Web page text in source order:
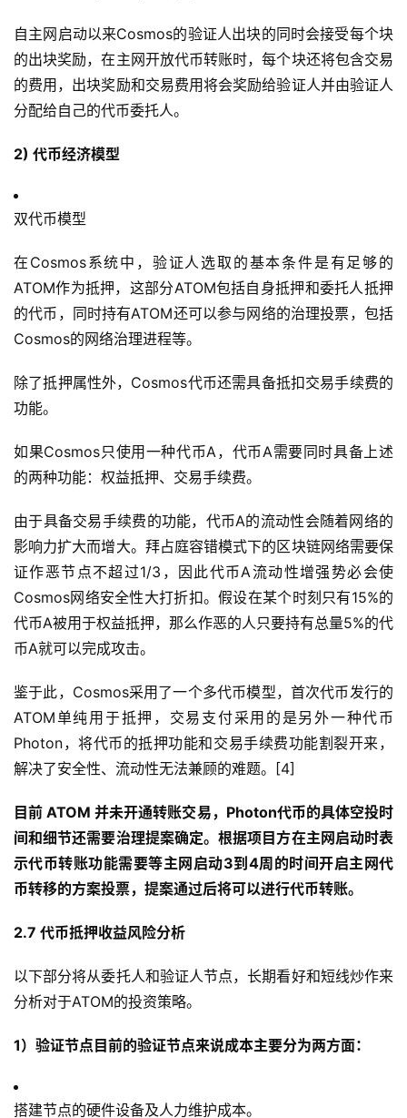
自主网启动以来Cosmos的验证人出块的同时会接受每个块
的出块奖励，在主网开放代币转账时，每个块还将包含交易
的费用，出块奖励和交易费用将会奖励给验证人并由验证人
分配给自己的代币委托人。
2) 代币经济模型
双代币模型
在Cosmos系统中，验证人选取的基本条件是有足够的
ATOM作为抵押，这部分ATOM包括自身抵押和委托人抵押
的代币，同时持有ATOM还可以参与网络的治理投票，包括
Cosmos的网络治理进程等。
除了抵押属性外，Cosmos代币还需具备抵扣交易手续费的
功能。
如果Cosmos只使用一种代币A，代币A需要同时具备上述
的两种功能：权益抵押、交易手续费。
由于具备交易手续费的功能，代币A的流动性会随着网络的
影响力扩大而增大。拜占庭容错模式下的区块链网络需要保
证作恶节点不超过1/3，因此代币A流动性增强势必会使
Cosmos网络安全性大打折扣。假设在某个时刻只有15%的
代币A被用于权益抵押，那么作恶的人只要持有总量5%的代
币A就可以完成攻击。
鉴于此，Cosmos采用了一个多代币模型，首次代币发行的
ATOM单纯用于抵押，交易支付采用的是另外一种代币
Photon，将代币的抵押功能和交易手续费功能割裂开来，
解决了安全性、流动性无法兼顾的难题。[4]
目前 ATOM 并未开通转账交易，Photon代币的具体空投时
间和细节还需要治理提案确定。根据项目方在主网启动时表
示代币转账功能需要等主网启动3到4周的时间开启主网代
币转移的方案投票，提案通过后将可以进行代币转账。
2.7 代币抵押收益风险分析
以下部分将从委托人和验证人节点，长期看好和短线炒作来
分析对于ATOM的投资策略。
1）验证节点目前的验证节点来说成本主要分为两方面：
搭建节点的硬件设备及人力维护成本。